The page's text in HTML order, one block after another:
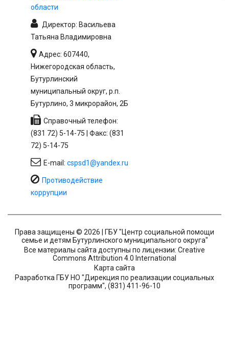
области
Директор: Васильева
Татьяна Владимировна
Адрес: 607440,
Нижегородская область,
Бутурлинский
муниципальный округ, р.п.
Бутурлино, 3 микрорайон, 2Б
Справочный телефон:
(831 72) 5-14-75 | Факс: (831
72) 5-14-75
E-mail: cspsd1@yandex.ru
Противодействие
коррупции
Права защищены © 2026 | ГБУ "Центр социальной помощи
семье и детям Бутурлинского муниципального округа"
Все материалы сайта доступны по лицензии: Creative
Commons Attribution 4.0 International
Карта сайта
Разработка ГБУ НО "Дирекция по реализации социальных
программ", (831) 411-96-10